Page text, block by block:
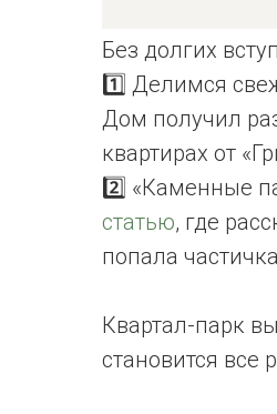
Без долгих
1️⃣ Делимся
Дом получил
квартирах от
2️⃣ «Каменные
статью, где
попала
Квартал-парк
становится все